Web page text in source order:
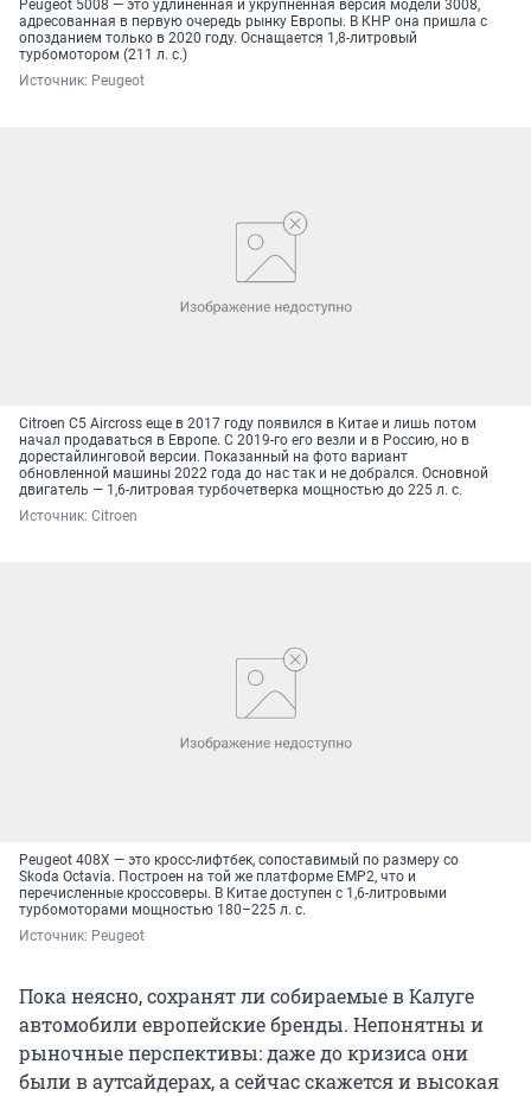
Peugeot 5008 — это удлиненная и укрупненная версия модели 3008,
адресованная в первую очередь рынку Европы. В КНР она пришла с
опозданием только в 2020 году. Оснащается 1,8-литровый
турбомотором (211 л. с.)
Источник: Peugeot
Citroen C5 Aircross еще в 2017 году появился в Китае и лишь потом
начал продаваться в Европе. С 2019-го его везли и в Россию, но в
дорестайлинговой версии. Показанный на фото вариант
обновленной машины 2022 года до нас так и не добрался. Основной
двигатель — 1,6-литровая турбочетверка мощностью до 225 л. с.
Источник: Citroen
Peugeot 408X — это кросс-лифтбек, сопоставимый по размеру со
Skoda Octavia. Построен на той же платформе EMP2, что и
перечисленные кроссоверы. В Китае доступен с 1,6-литровыми
турбомоторами мощностью 180–225 л. с.
Источник: Peugeot
Пока неясно, сохранят ли собираемые в Калуге
автомобили европейские бренды. Непонятны и
рыночные перспективы: даже до кризиса они
были в аутсайдерах, а сейчас скажется и высокая